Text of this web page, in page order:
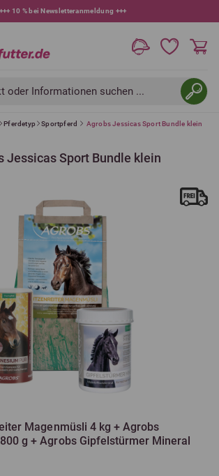
+++ 10 % bei Newsletteranmeldung +++
oder Informationen suchen ...
Pferdetyp Sportpferd Agrobs Jessicas Sport Bundle klein
Jessicas Sport Bundle klein
Magenmüsli 4 kg + Agrobs
g + Agrobs Gipfelstürmer Mineral